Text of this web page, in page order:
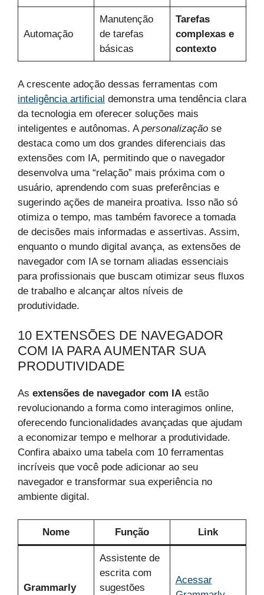
Automação
Manutenção
de tarefas
básicas
Tarefas
complexas e
contexto
A crescente adoção dessas ferramentas com
inteligência artificial demonstra uma tendência clara
da tecnologia em oferecer soluções mais
inteligentes e autônomas. A personalização se
destaca como um dos grandes diferenciais das
extensões com IA, permitindo que o navegador
desenvolva uma “relação” mais próxima com o
usuário, aprendendo com suas preferências e
sugerindo ações de maneira proativa. Isso não só
otimiza o tempo, mas também favorece a tomada
de decisões mais informadas e assertivas. Assim,
enquanto o mundo digital avança, as extensões de
navegador com IA se tornam aliadas essenciais
para profissionais que buscam otimizar seus fluxos
de trabalho e alcançar altos níveis de
produtividade.
10 EXTENSÕES DE NAVEGADOR
COM IA PARA AUMENTAR SUA
PRODUTIVIDADE
As extensões de navegador com IA estão
revolucionando a forma como interagimos online,
oferecendo funcionalidades avançadas que ajudam
a economizar tempo e melhorar a produtividade.
Confira abaixo uma tabela com 10 ferramentas
incríveis que você pode adicionar ao seu
navegador e transformar sua experiência no
ambiente digital.
Nome Função Link
Grammarly
Assistente de
escrita com
sugestões
Acessar